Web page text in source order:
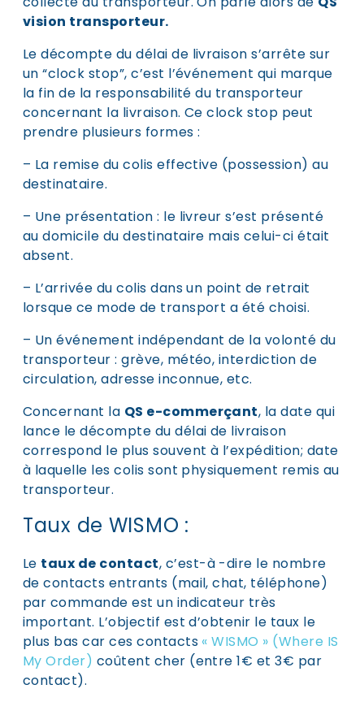
vision transporteur.
Le décompte du délai de livraison s’arrête sur
un “clock stop”, c’est l’événement qui marque
la fin de la responsabilité du transporteur
concernant la livraison. Ce clock stop peut
prendre plusieurs formes :
– La remise du colis effective (possession) au
destinataire.
– Une présentation : le livreur s’est présenté
au domicile du destinataire mais celui-ci était
absent.
– L’arrivée du colis dans un point de retrait
lorsque ce mode de transport a été choisi.
– Un événement indépendant de la volonté du
transporteur : grève, météo, interdiction de
circulation, adresse inconnue, etc.
Concernant la QS e-commerçant, la date qui
lance le décompte du délai de livraison
correspond le plus souvent à l’expédition; date
à laquelle les colis sont physiquement remis au
transporteur.
Taux de WISMO :
Le taux de contact, c’est-à -dire le nombre
de contacts entrants (mail, chat, téléphone)
par commande estun indicateur très
important. L’objectif est d’obtenir le taux le
plus bas car ces contacts « WISMO » (Where IS
My Order) coûtent cher (entre 1€ et 3€ par
contact).